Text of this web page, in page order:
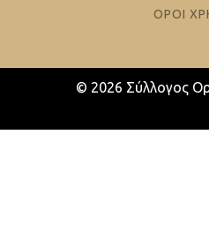
ΟΡΟΙ
© 2026 Σύλλογος